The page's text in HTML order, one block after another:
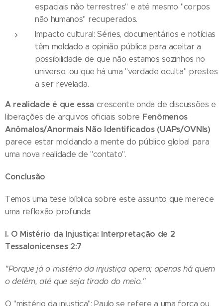
espaciais não terrestres" e até mesmo "corpos
não humanos" recuperados.
Impacto cultural: Séries, documentários e notícias
têm moldado a opinião pública para aceitar a
possibilidade de que não estamos sozinhos no
universo, ou que há uma "verdade oculta" prestes
a ser revelada.
A realidade é que essa crescente onda de discussões e
liberações de arquivos oficiais sobre Fenômenos
Anômalos/Anormais Não Identificados (UAPs/OVNIs)
parece estar moldando a mente do público global para
uma nova realidade de "contato".
Conclusão
Temos uma tese bíblica sobre este assunto que merece
uma reflexão profunda:
I. O Mistério da Injustiça: Interpretação de 2
Tessalonicenses 2:7
"Porque já o mistério da injustiça opera; apenas há quem
o detém, até que seja tirado do meio."
O "mistério da injustiça": Paulo se refere a uma força ou